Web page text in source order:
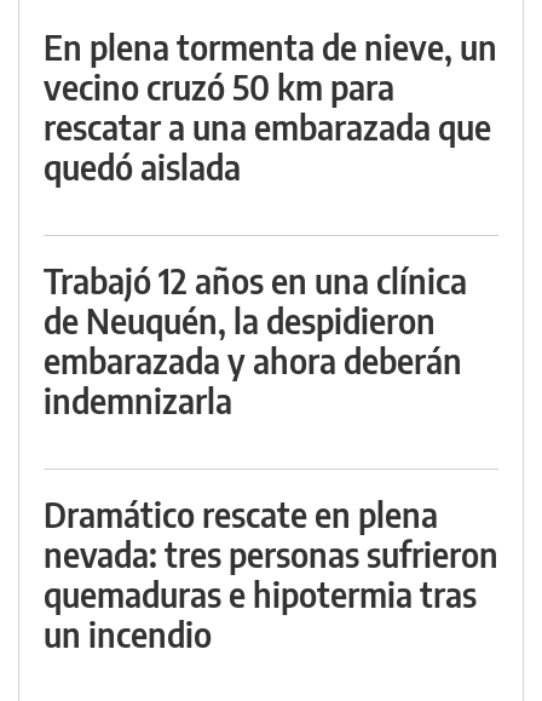
En plena tormenta de nieve, un
vecino cruzó 50 km para
rescatar a una embarazada que
quedó aislada
Trabajó 12 años en una clínica
de Neuquén, la despidieron
embarazada y ahora deberán
indemnizarla
Dramático rescate en plena
nevada: tres personas sufrieron
quemaduras e hipotermia tras
un incendio